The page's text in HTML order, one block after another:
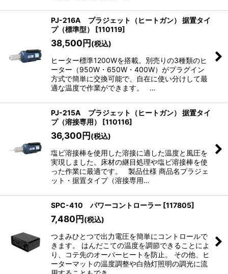
PJ-216A プラジェット（ヒートガン） 据置タイ
プ（標準型）
[110119]
38,500円(税込)
ヒーター標準1200Wを搭載。別売りの3種類のヒ
ーター（950W・650W・400W）がプラグイン
方式で簡単に交換可能で、自在に使い分けして最
適な温度で作業ができます。 …
PJ-215A プラジェット（ヒートガン） 据置タイ
プ（溶接専用）
[110116]
36,300円(税込)
塩ビ溶接棒を使用した溶接に適した温度と風圧を
実現しました。床材の継目処理や塩ビ溶接棒を使
った作業に最適です。 製品仕様 商品名プラジェ
ット・据置タイプ（溶接専用…
SPC-410 パワーコントローラー [117805]
7,480円(税込)
つまみひとつで出力電圧を簡単にコントロールで
きます。 はんだこての温度を調節できることによ
り、コテ先のオーバーヒートを防止。 その他、ヒ
ーターマットの温度調整や白熱灯照明の調光に流